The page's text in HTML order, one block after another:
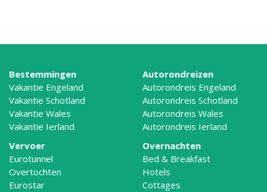
Bestemmingen
Vakantie Engeland
Vakantie Schotland
Vakantie Wales
Vakantie Ierland
Autorondreizen
Autorondreis Engeland
Autorondreis Schotland
Autorondreis Wales
Autorondreis Ierland
Vervoer
Eurotunnel
Overtochten
Eurostar
Overnachten
Bed & Breakfast
Hotels
Cottages